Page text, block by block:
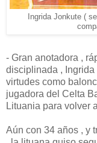
Ingrida Jonkute (
- Gran anotadora ,
disciplinada ,
virtudes como
jugadora del Celta
Lituania para volver
Aún con 34 años , y